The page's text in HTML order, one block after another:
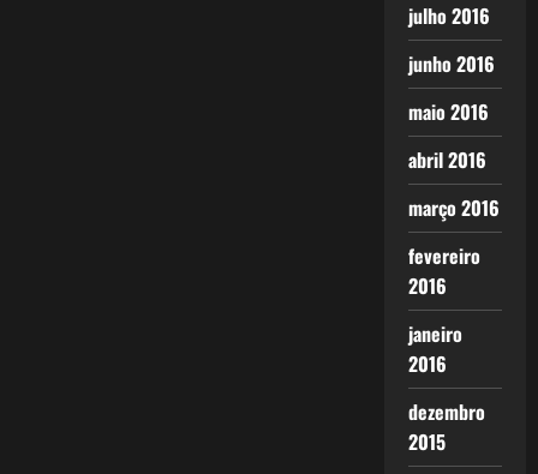
julho 2016
junho 2016
maio 2016
abril 2016
março 2016
fevereiro
2016
janeiro
2016
dezembro
2015